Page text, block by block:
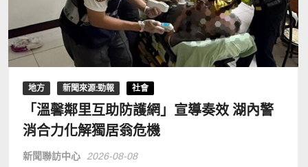
地方 新聞來源:勁報 社會
「溫馨鄰里互助防護網」宣導奏效 湖內警
消合力化解獨居翁危機
新聞聯訪中心 2026-08-08